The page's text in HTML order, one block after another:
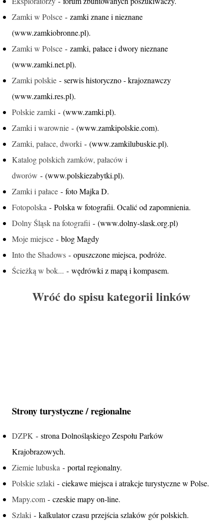
Zamki w Polsce - zamki znane i nieznane
(www.zamkiobronne.pl).
Zamki w Polsce - zamki, pałace i dwory nieznane
(www.zamki.net.pl).
Zamki polskie - serwis historyczno - krajoznawczy
(www.zamki.res.pl).
Polskie zamki - (www.zamki.pl).
Zamki i warownie - (www.zamkipolskie.com).
Zamki, pałace, dworki - (www.zamkilubuskie.pl).
Katalog polskich zamków, pałaców i
dworów - (www.polskiezabytki.pl).
Zamki i pałace - foto Majka D.
Fotopolska - Polska w fotografii. Ocalić od zapomnienia.
Dolny Śląsk na fotografii - (www.dolny-slask.org.pl)
Moje miejsce - blog Magdy
Into the Shadows - opuszczone miejsca, podróże.
Ścieżką w bok... - wędrówki z mapą i kompasem.
Wróć do spisu kategorii linków
Strony turystyczne / regionalne
DZPK - strona Dolnośląskiego Zespołu Parków
Krajobrazowych.
Ziemie lubuska - portal regionalny.
Polskie szlaki - ciekawe miejsca i atrakcje turystyczne w Polse.
Mapy.com - czeskie mapy on-line.
Szlaki - kalkulator czasu przejścia szlaków gór polskich.